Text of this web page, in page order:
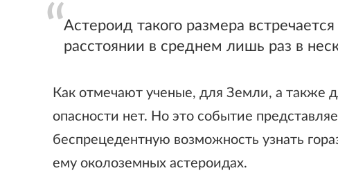
Астероид такого размера
расстоянии в среднем лишь раз в
Как отмечают ученые, для Земли, а также
опасности нет. Но это событие
беспрецедентную возможность узнать
ему околоземных астероидах.